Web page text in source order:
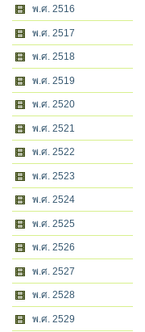
พ.ศ. 2516
พ.ศ. 2517
พ.ศ. 2518
พ.ศ. 2519
พ.ศ. 2520
พ.ศ. 2521
พ.ศ. 2522
พ.ศ. 2523
พ.ศ. 2524
พ.ศ. 2525
พ.ศ. 2526
พ.ศ. 2527
พ.ศ. 2528
พ.ศ. 2529